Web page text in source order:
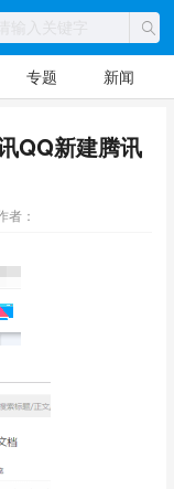
专题 新闻
QQ新建腾讯
者：